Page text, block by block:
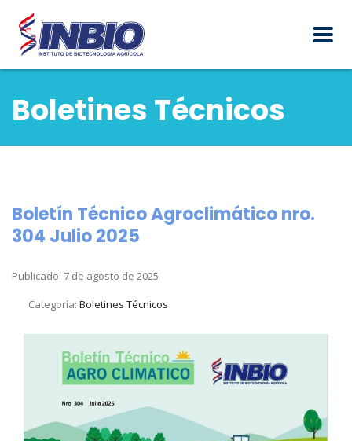
Boletines Técnicos
Boletín Técnico Agroclimático nro.
304 Julio 2025
Publicado: 7 de agosto de 2025
Categoría: Boletines Técnicos